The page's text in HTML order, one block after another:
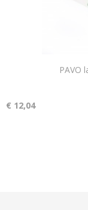
PAVO
€ 12,04